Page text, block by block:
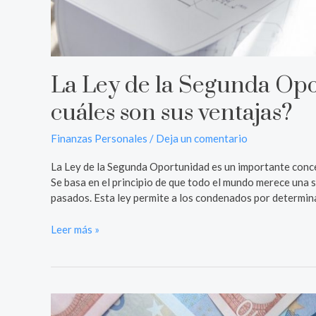
La Ley de la Segunda
cuáles son sus ventajas?
Finanzas Personales / Deja un comentario
La Ley de la Segunda Oportunidad es un importante
Se basa en el principio de que todo el mundo merece
pasados. Esta ley permite a los condenados por
Leer más »
Comprender